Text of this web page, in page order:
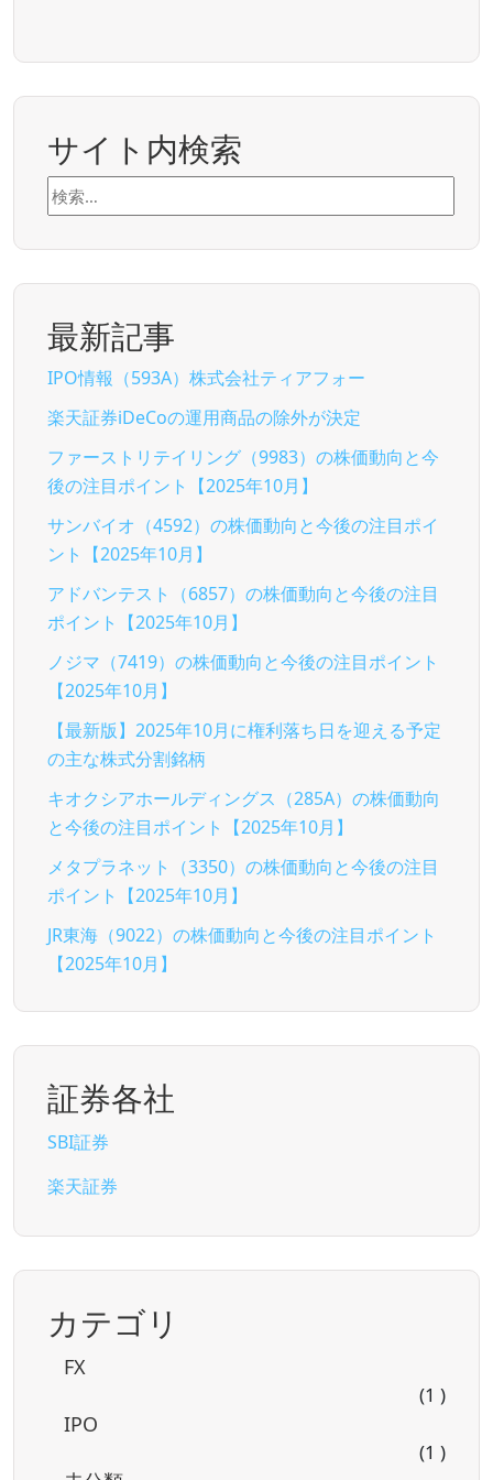
サイト内検索
検
索:
最新記事
IPO情報（593A）株式会社ティアフォー
楽天証券iDeCoの運用商品の除外が決定
ファーストリテイリング（9983）の株価動向と今
後の注目ポイント【2025年10月】
サンバイオ（4592）の株価動向と今後の注目ポイ
ント【2025年10月】
アドバンテスト（6857）の株価動向と今後の注目
ポイント【2025年10月】
ノジマ（7419）の株価動向と今後の注目ポイント
【2025年10月】
【最新版】2025年10月に権利落ち日を迎える予定
の主な株式分割銘柄
キオクシアホールディングス（285A）の株価動向
と今後の注目ポイント【2025年10月】
メタプラネット（3350）の株価動向と今後の注目
ポイント【2025年10月】
JR東海（9022）の株価動向と今後の注目ポイント
【2025年10月】
証券各社
SBI証券
楽天証券
カテゴリ
FX
(1 )
IPO
(1 )